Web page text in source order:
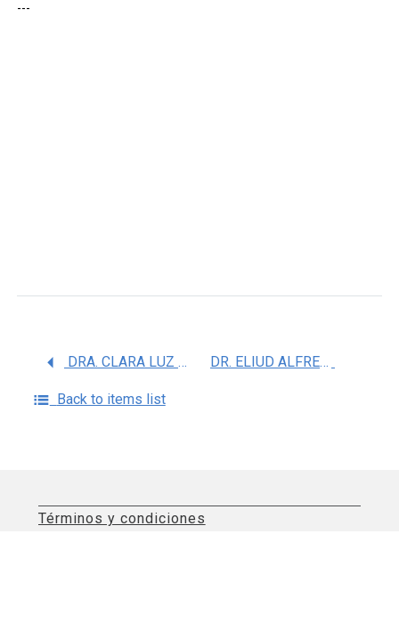
---
DRA. CLARA LUZ SAMPIERI RAMIREZ DR. ELIUD ALFREDO GARCIA MONTALVO
Back to items list
Términos y condiciones